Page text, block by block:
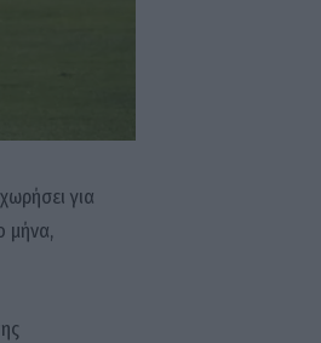
για
μήνα,